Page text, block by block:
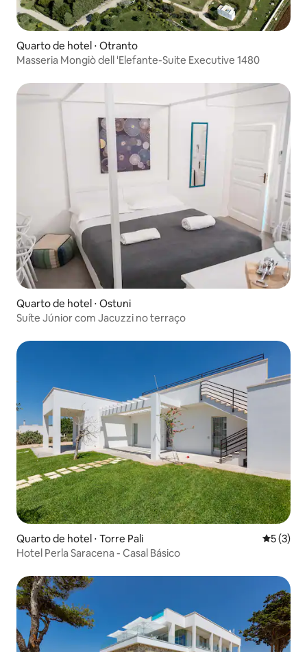
Quarto de hotel ⋅ Otranto
Masseria Mongiò dell 'Elefante-Suite Executive 1480
Quarto de hotel ⋅ Ostuni
Suíte Júnior com Jacuzzi no terraço
Quarto de hotel ⋅ Torre Pali 5 de
5 (3)
Hotel Perla Saracena - Casal Básico